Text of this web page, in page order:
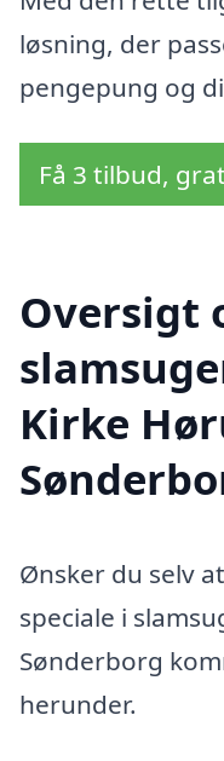
løsning, der
pengepung og
Få 3 tilbud,
Oversigt
Kirke
Ønsker du selv
speciale i
Sønderborg
herunder.